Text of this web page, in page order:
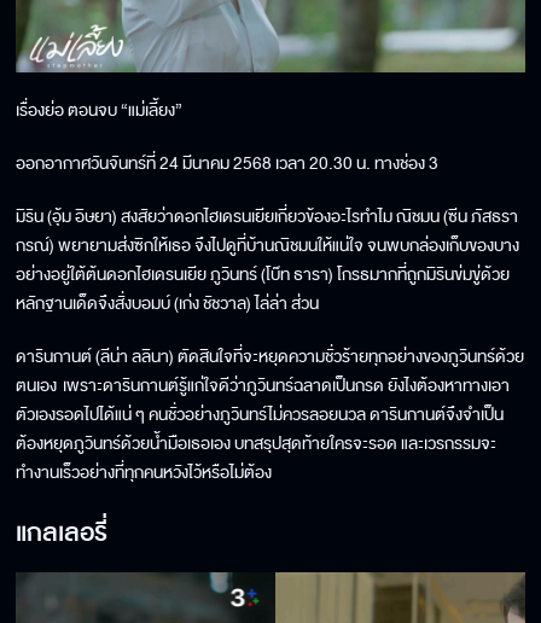
เรื่องย่อ ตอนจบ “แม่เลี้ยง”
ออกอากาศวันจันทร์ที่ 24 มีนาคม 2568 เวลา 20.30 น. ทางช่อง 3
มิริน (อุ้ม อิษยา) สงสัยว่าดอกไฮเดรนเยียเกี่ยวข้องอะไรทำไม ณิชมน (ซีน ภัสธรา
กรณ์) พยายามส่งซิกให้เธอ จึงไปดูที่บ้านณิชมนให้แน่ใจ จนพบกล่องเก็บของบาง
อย่างอยู่ใต้ต้นดอกไฮเดรนเยีย ภูวินทร์ (โบ๊ท ธารา) โกรธมากที่ถูกมิรินข่มขู่ด้วย
หลักฐานเด็ดจึงสั่งบอมบ์ (เก่ง ชัชวาล) ไล่ล่า ส่วน
ดารินกานต์ (ลีน่า ลลินา) ตัดสินใจที่จะหยุดความชั่วร้ายทุกอย่างของภูวินทร์ด้วย
ตนเอง เพราะดารินกานต์รู้แก่ใจดีว่าภูวินทร์ฉลาดเป็นกรด ยังไงต้องหาทางเอา
ตัวเองรอดไปได้แน่ ๆ คนชั่วอย่างภูวินทร์ไม่ควรลอยนวล ดารินกานต์จึงจำเป็น
ต้องหยุดภูวินทร์ด้วยน้ำมือเธอเอง บทสรุปสุดท้ายใครจะรอด และเวรกรรมจะ
ทำงานเร็วอย่างที่ทุกคนหวังไว้หรือไม่ต้อง
แกลเลอรี่